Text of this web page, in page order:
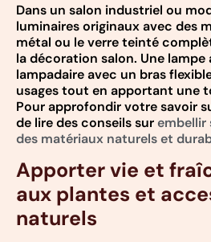
Dans un salon industriel ou
luminaires originaux avec des
métal ou le verre teinté
la décoration salon. Une
lampadaire avec un bras
usages tout en apportant une
Pour approfondir votre savoir
de lire des conseils surembellir
des matériaux naturels et
Apporter vie et
aux plantes et
naturels